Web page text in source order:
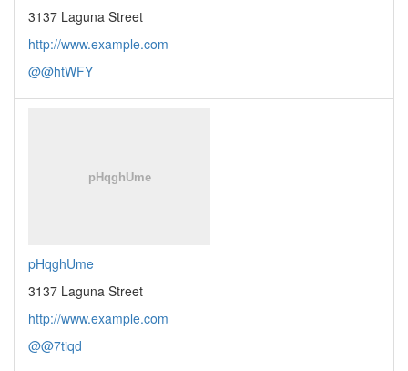
3137 Laguna Street
http://www.example.com
@@htWFY
pHqghUme
3137 Laguna Street
http://www.example.com
@@7tiqd